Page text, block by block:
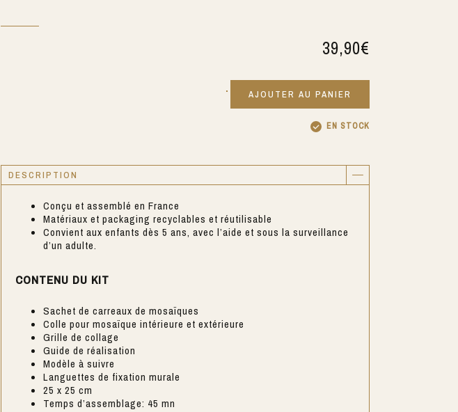
39,90€
AJOUTER AU PANIER
EN STOCK
DESCRIPTION
Conçu et assemblé en France
Matériaux et packaging recyclables et réutilisable
Convient aux enfants dès 5 ans, avec l’aide et sous la surveillance
d’un adulte.
CONTENU DU KIT
Sachet de carreaux de mosaïques
Colle pour mosaïque intérieure et extérieure
Grille de collage
Guide de réalisation
Modèle à suivre
Languettes de fixation murale
25 x 25 cm
Temps d’assemblage: 45 mn